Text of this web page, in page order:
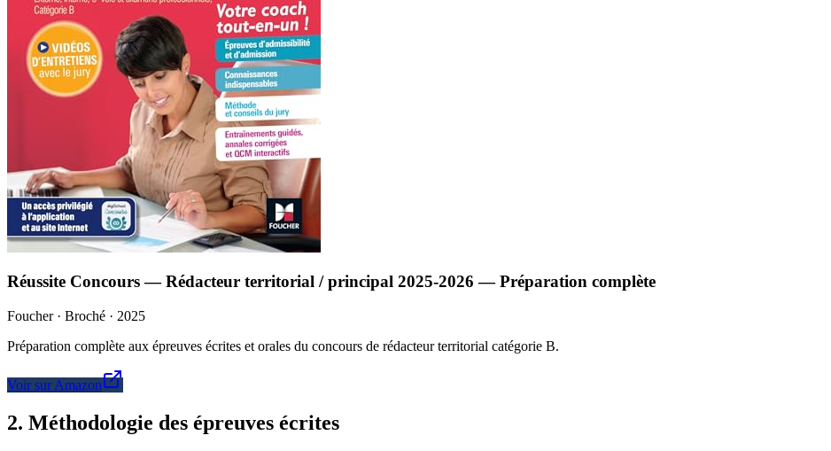
Réussite Concours — Rédacteur territorial / principal 2025-2026 — Préparation complète
Foucher · Broché · 2025
Préparation complète aux épreuves écrites et orales du concours de rédacteur territorial catégorie B.
Voir sur Amazon
2. Méthodologie des épreuves écrites